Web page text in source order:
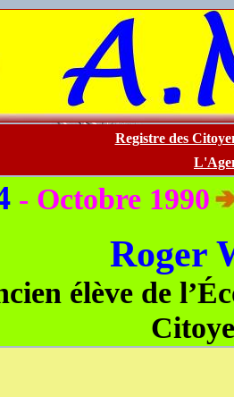
Registre des
- Octobre 1990
Roger
élève de